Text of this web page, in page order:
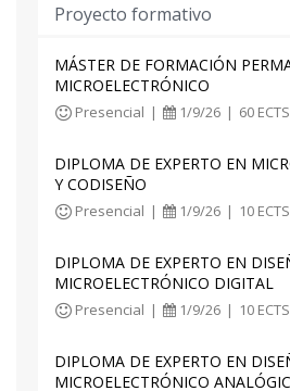
Tras cursar el módulo, el
- Conocer las especificaciones
convertidores analógico a
- Diseñar convertidores de
sobremuestreo (oversampling)
Proyecto formativo
MÁSTER DE FORMACIÓN
MICROELECTRÓNICO
Presencial | 1/9/26 | 60 ECTS
DIPLOMA DE EXPERTO EN
Y CODISEÑO
Presencial | 1/9/26 | 10 ECTS
DIPLOMA DE EXPERTO EN
MICROELECTRÓNICO DIGITAL
Presencial | 1/9/26 | 10 ECTS
DIPLOMA DE EXPERTO EN
MICROELECTRÓNICO